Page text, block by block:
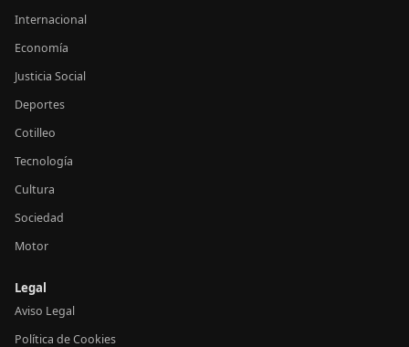
Internacional
Economía
Justicia Social
Deportes
Cotilleo
Tecnología
Cultura
Sociedad
Motor
Legal
Aviso Legal
Política de Cookies